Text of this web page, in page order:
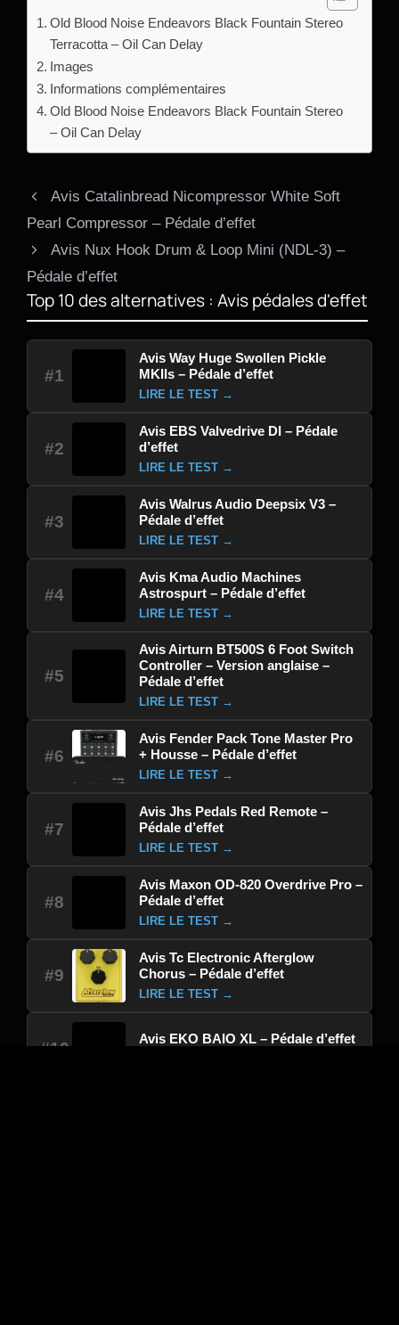
Old Blood Noise Endeavors Black Fountain Stereo
Terracotta – Oil Can Delay
Images
Informations complémentaires
Old Blood Noise Endeavors Black Fountain Stereo
– Oil Can Delay
Avis Catalinbread Nicompressor White Soft
Pearl Compressor – Pédale d’effet
Avis Nux Hook Drum & Loop Mini (NDL-3) –
Pédale d’effet
Top 10 des alternatives : Avis pédales d'effet
#1
Avis Way Huge Swollen Pickle
MKIIs – Pédale d’effet
LIRE LE TEST →
#2
Avis EBS Valvedrive DI – Pédale
d’effet
LIRE LE TEST →
#3
Avis Walrus Audio Deepsix V3 –
Pédale d’effet
LIRE LE TEST →
#4
Avis Kma Audio Machines
Astrospurt – Pédale d’effet
LIRE LE TEST →
#5
Avis Airturn BT500S 6 Foot Switch
Controller – Version anglaise –
Pédale d’effet
LIRE LE TEST →
#6
Avis Fender Pack Tone Master Pro
+ Housse – Pédale d’effet
LIRE LE TEST →
#7
Avis Jhs Pedals Red Remote –
Pédale d’effet
LIRE LE TEST →
#8
Avis Maxon OD-820 Overdrive Pro –
Pédale d’effet
LIRE LE TEST →
#9
Avis Tc Electronic Afterglow
Chorus – Pédale d’effet
LIRE LE TEST →
#10
Avis EKO BAIO XL – Pédale d’effet